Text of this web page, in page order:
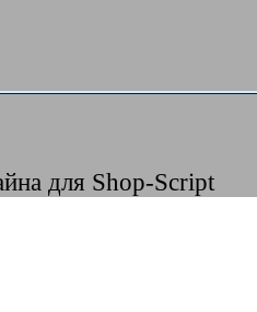
для Shop-Script